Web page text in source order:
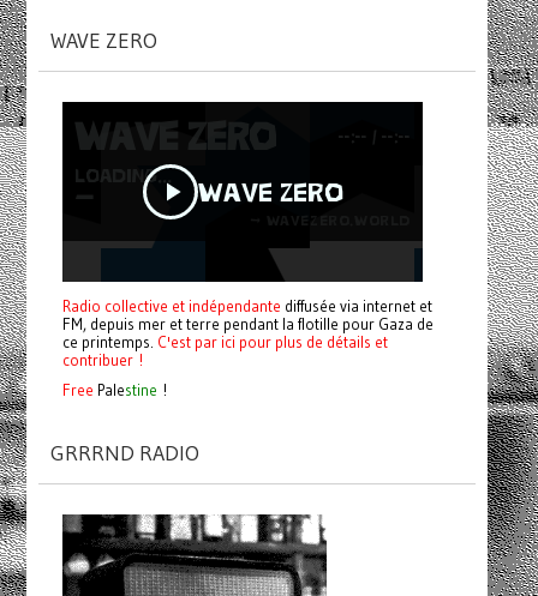
WAVE ZERO
Radio collective et indépendante diffusée via internet et
FM, depuis mer et terre pendant la flotille pour Gaza de
ce printemps. C'est par ici pour plus de détails et
contribuer !
Free Palestine !
GRRRND RADIO